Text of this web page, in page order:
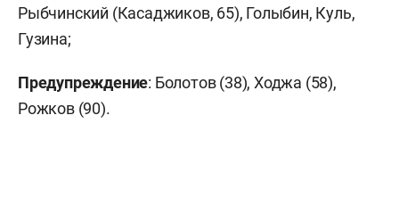
Рыбчинский (Касаджиков, 65), Голыбин, Куль,
Гузина;
Предупреждение: Болотов (38), Ходжа (58),
Рожков (90).